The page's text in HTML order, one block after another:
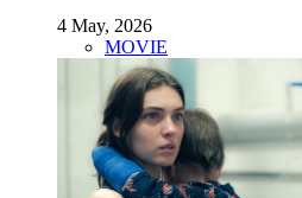
4 May, 2026
MOVIE